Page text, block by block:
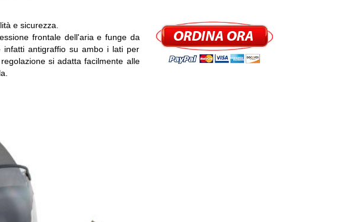
e sicurezza.
frontale dell'aria e funge da
infatti antigraffio su ambo i lati per
si adatta facilmente alle